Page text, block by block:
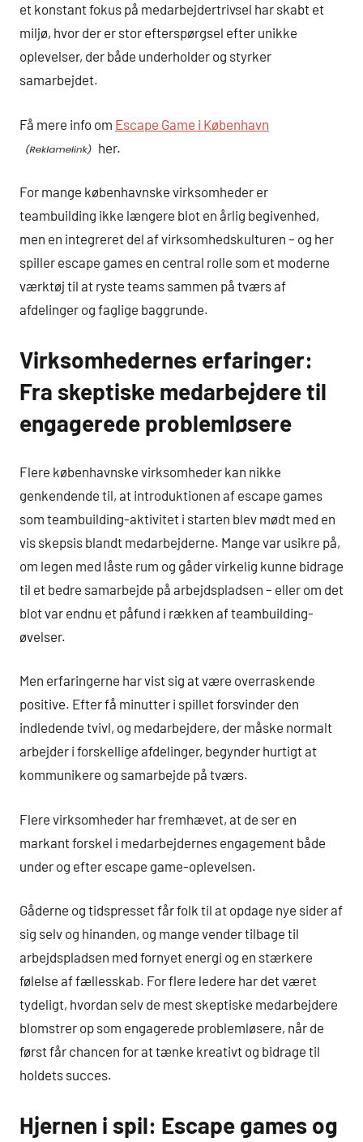
et konstant fokus på medarbejdertrivsel har skabt et
miljø, hvor der er stor efterspørgsel efter unikke
oplevelser, der både underholder og styrker
samarbejdet.
Få mere info om Escape Game i København
her.
For mange københavnske virksomheder er
teambuilding ikke længere blot en årlig begivenhed,
men en integreret del af virksomhedskulturen – og her
spiller escape games en central rolle som et moderne
værktøj til at ryste teams sammen på tværs af
afdelinger og faglige baggrunde.
Virksomhedernes erfaringer:
Fra skeptiske medarbejdere til
engagerede problemløsere
Flere københavnske virksomheder kan nikke
genkendende til, at introduktionen af escape games
som teambuilding-aktivitet i starten blev mødt med en
vis skepsis blandt medarbejderne. Mange var usikre på,
om legen med låste rum og gåder virkelig kunne bidrage
til et bedre samarbejde på arbejdspladsen – eller om det
blot var endnu et påfund i rækken af teambuilding-
øvelser.
Men erfaringerne har vist sig at være overraskende
positive. Efter få minutter i spillet forsvinder den
indledende tvivl, og medarbejdere, der måske normalt
arbejder i forskellige afdelinger, begynder hurtigt at
kommunikere og samarbejde på tværs.
Flere virksomheder har fremhævet, at de ser en
markant forskel i medarbejdernes engagement både
under og efter escape game-oplevelsen.
Gåderne og tidspresset får folk til at opdage nye sider af
sig selv og hinanden, og mange vender tilbage til
arbejdspladsen med fornyet energi og en stærkere
følelse af fællesskab. For flere ledere har det været
tydeligt, hvordan selv de mest skeptiske medarbejdere
blomstrer op som engagerede problemløsere, når de
først får chancen for at tænke kreativt og bidrage til
holdets succes.
Hjernen i spil: Escape games og